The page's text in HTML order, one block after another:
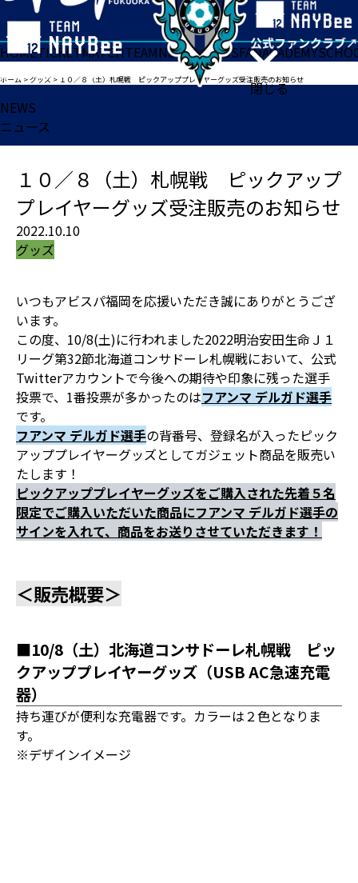
閉じる
HOMETICKETMATCHTEAMNEWSGOODSFANACADEMY
ホーム >グッズ > １０／８（土）札幌戦 ピックアッププレイヤーグッズ受注販売のお知らせ
NEWS
ニュース
１０／８（土）札幌戦 ピックアップ
プレイヤーグッズ受注販売のお知らせ
2022.10.10
グッズ
いつもアビスパ福岡を応援いただき誠にありがとうござ
います。
この度、10/8(土)に行われました2022明治安田生命Ｊ１
リーグ第32節北海道コンサドーレ札幌戦において、公式
Twitterアカウントで今後への期待や印象に残った選手
投票で、1番投票が多かったのはフアンマ デルガド選手
です。
フアンマ デルガド選手の背番号、登録名が入ったピック
アッププレイヤーグッズとしてガジェット商品を販売い
たします！
ピックアッププレイヤーグッズをご購入された先着５名
限定でご購入いただいた商品にフアンマ デルガド選手の
サインを入れて、商品をお送りさせていただきます！
＜販売概要＞
■10/8（土）北海道コンサドーレ札幌戦 ピッ
クアッププレイヤーグッズ（USB AC急速充電
器）
持ち運びが便利な充電器です。カラーは２色となりま
す。
※デザインイメージ